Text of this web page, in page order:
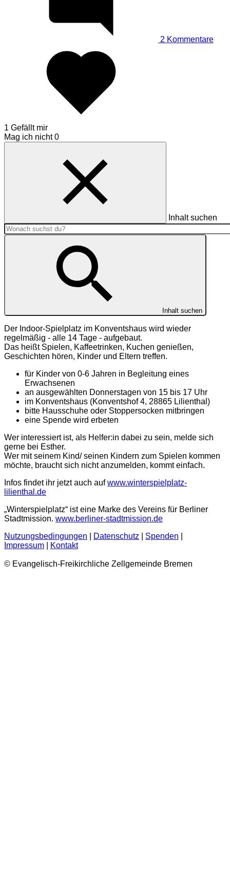
2 Kommentare
1 Gefällt mir
Mag ich nicht 0
Inhalt suchen
Inhalt suchen
Der Indoor-Spielplatz im Konventshaus wird wieder
regelmäßig - alle 14 Tage - aufgebaut.
Das heißt Spielen, Kaffeetrinken, Kuchen genießen,
Geschichten hören, Kinder und Eltern treffen.
für Kinder von 0-6 Jahren in Begleitung eines
Erwachsenen
an ausgewählten Donnerstagen von 15 bis 17 Uhr
im Konventshaus (Konventshof 4, 28865 Lilienthal)
bitte Hausschuhe oder Stoppersocken mitbringen
eine Spende wird erbeten
Wer interessiert ist, als Helfer:in dabei zu sein, melde sich
gerne bei Esther.
Wer mit seinem Kind/ seinen Kindern zum Spielen kommen
möchte, braucht sich nicht anzumelden, kommt einfach.
Infos findet ihr jetzt auch aufwww.winterspielplatz-
lilienthal.de
„Winterspielplatz“ ist eine Marke des Vereins für Berliner
Stadtmission. www.berliner-stadtmission.de
Nutzungsbedingungen
Datenschutz Spenden
Impressum
Kontakt
© Evangelisch-Freikirchliche Zellgemeinde Bremen